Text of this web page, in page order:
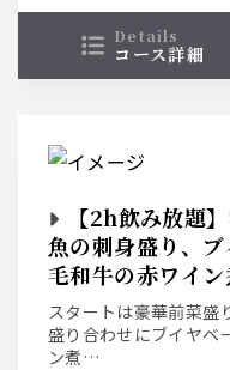
details
コース詳細
【2h飲み放題
魚の刺身盛り、
毛和牛の赤ワイン
スタートは豪華前菜盛
盛り合わせにブイヤベ
ン煮